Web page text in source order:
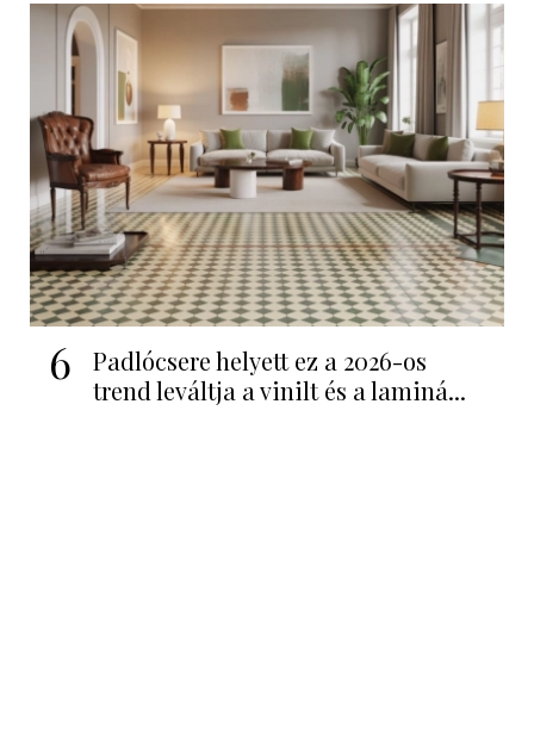
6
Padlócsere helyett ez a 2026-os
trend leváltja a vinilt és a laminá...